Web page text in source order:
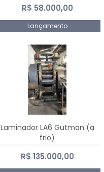
R$ 58.000,00
Lançamento
Laminador LA6 Gutman (a
frio)
R$ 135.000,00